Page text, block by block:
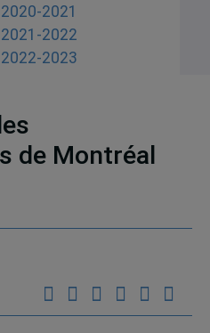
2021
2022
2023
de Montréal